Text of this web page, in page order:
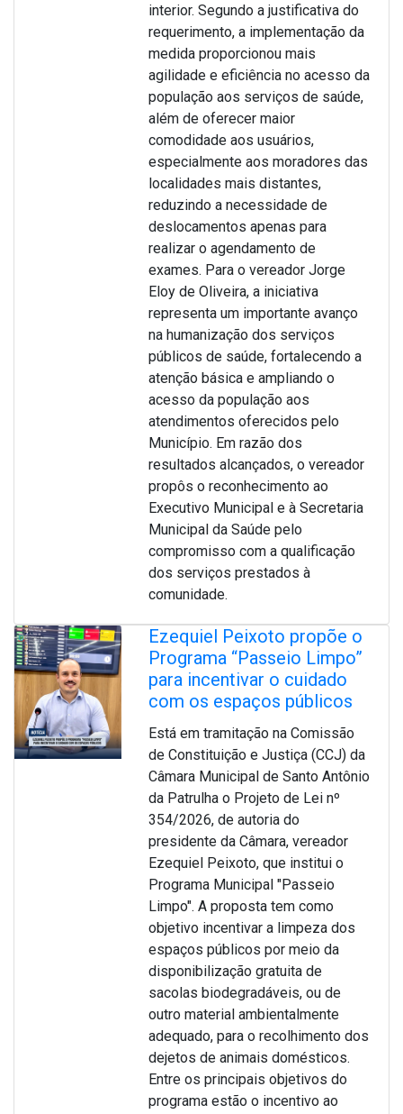
interior. Segundo a justificativa do
requerimento, a implementação da
medida proporcionou mais
agilidade e eficiência no acesso da
população aos serviços de saúde,
além de oferecer maior
comodidade aos usuários,
especialmente aos moradores das
localidades mais distantes,
reduzindo a necessidade de
deslocamentos apenas para
realizar o agendamento de
exames. Para o vereador Jorge
Eloy de Oliveira, a iniciativa
representa um importante avanço
na humanização dos serviços
públicos de saúde, fortalecendo a
atenção básica e ampliando o
acesso da população aos
atendimentos oferecidos pelo
Município. Em razão dos
resultados alcançados, o vereador
propôs o reconhecimento ao
Executivo Municipal e à Secretaria
Municipal da Saúde pelo
compromisso com a qualificação
dos serviços prestados à
comunidade.
Ezequiel Peixoto propõe o
Programa “Passeio Limpo”
para incentivar o cuidado
com os espaços públicos
Está em tramitação na Comissão
de Constituição e Justiça (CCJ) da
Câmara Municipal de Santo Antônio
da Patrulha o Projeto de Lei nº
354/2026, de autoria do
presidente da Câmara, vereador
Ezequiel Peixoto, que institui o
Programa Municipal "Passeio
Limpo". A proposta tem como
objetivo incentivar a limpeza dos
espaços públicos por meio da
disponibilização gratuita de
sacolas biodegradáveis, ou de
outro material ambientalmente
adequado, para o recolhimento dos
dejetos de animais domésticos.
Entre os principais objetivos do
programa estão o incentivo ao